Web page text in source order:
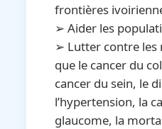
frontières
➢ Aider les
➢ Lutter contre les
que le cancer du
cancer du sein, le
l’hypertension, la
glaucome, la